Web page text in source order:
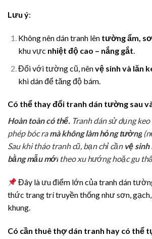
Lưu ý:
Không nên dán tranh lên tường ẩm,
khu vực nhiệt độ cao – nắng gắt.
Đối với tường cũ, nênvệ sinh và lăn
khi dán để tăng độ bám.
Có thể thay đổi tranh dán tường sau
Hoàn toàn có thể. Tranh dán sử dụng
phép bóc ramà không làm hỏng tường
Sau khi tháo tranh cũ, bạn chỉ cần vệ sinh
bằng mẫu mới theo xu hướng hoặc gu
Đây là ưu điểm lớn của tranh dán
thức trang trí truyền thống như sơn,
khung.
Có cần thuê thợ dán tranh hay có thể